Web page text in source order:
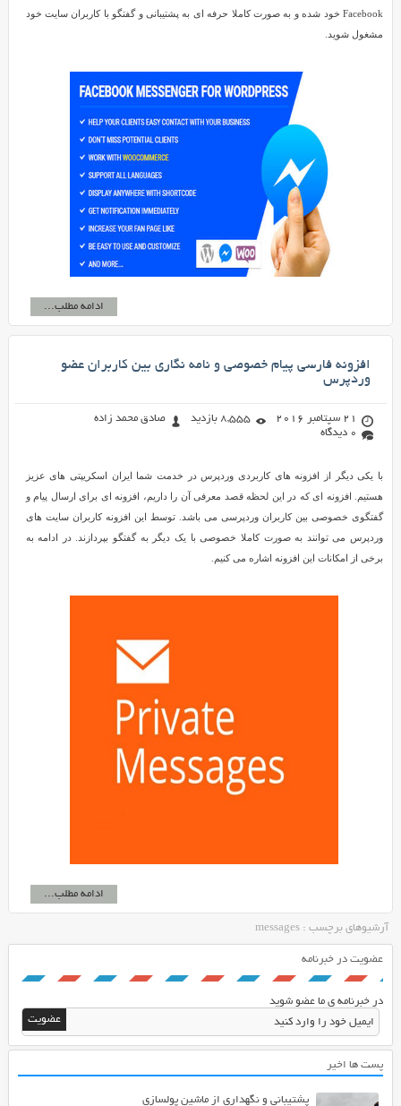
Facebook خود شده و به صورت کاملا حرفه ای به پشتیبانی و گفتگو با کاربران سایت خود
مشغول شوید.
ادامه مطلب...
افزونه فارسی پیام خصوصی و نامه نگاری بین کاربران عضو
وردپرس
21 سپتامبر 2016 8,555 بازدید
صادق محمد زاده
0 دیدگاه
با یکی دیگر از افزونه های کاربردی وردپرس در خدمت شما ایران اسکریپتی های عزیز
هستیم. افزونه ای که در این لحظه قصد معرفی آن را داریم، افزونه ای برای ارسال پیام و
گفتگوی خصوصی بین کاربران وردپرسی می باشد. توسط این افزونه کاربران سایت های
وردپرس می توانند به صورت کاملا خصوصی با یک دیگر به گفتگو بپردازند. در ادامه به
برخی از امکانات این افزونه اشاره می کنیم.
ادامه مطلب...
آرشیوهای برچسب : messages
عضویت در خبرنامه
در خبرنامه ی ما عضو شوید
پست ها اخیر
پشتیبانی و نگهداری از ماشین پولسازی